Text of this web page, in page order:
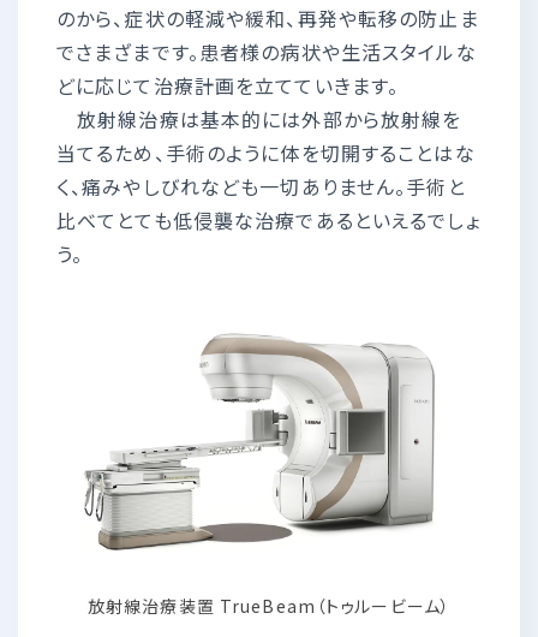
のから、症状の軽減や緩和、再発や転移の防止ま
でさまざまです。患者様の病状や生活スタイルな
どに応じて治療計画を立てていきます。
放射線治療は基本的には外部から放射線を
当てるため、手術のように体を切開することはな
く、痛みやしびれなども一切ありません。手術と
比べてとても低侵襲な治療であるといえるでしょ
う。
放射線治療装置 TrueBeam（トゥルービーム）